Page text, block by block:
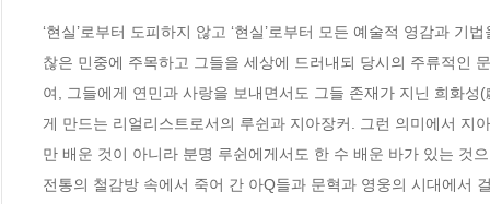
‘현실’로부터 도피하지 않고 ‘현실’로부터 모든 예술적 영감과
찮은 민중에 주목하고 그들을 세상에 드러내되 당시의 주류적인
여, 그들에게 연민과 사랑을 보내면서도 그들 존재가 지닌 희화
게 만드는 리얼리스트로서의 루쉰과 지아장커. 그런 의미에서 지
만 배운 것이 아니라 분명 루쉰에게서도 한 수 배운 바가 있는 것
전통의 철감방 속에서 죽어 간 아Q들과 문혁과 영웅의 시대에서